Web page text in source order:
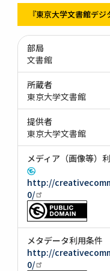
『東京大学文書館デ
部局
文書館
所蔵者
東京大学文書館
提供者
東京大学文書館
メディア（画像等）
http://
0/
メタデータ利用条件
http://
0/